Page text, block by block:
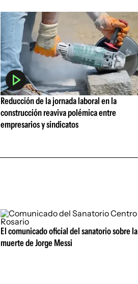
Reducción de la jornada laboral en la
construcción reaviva polémica entre
empresarios y sindicatos
El comunicado oficial del sanatorio sobre la
muerte de Jorge Messi